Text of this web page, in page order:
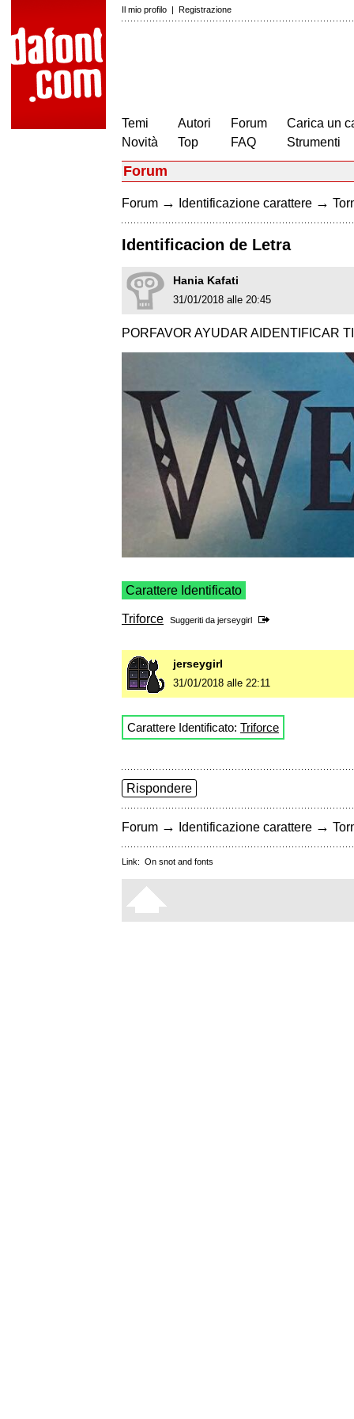
Il mio profilo | Registrazione
Temi
Novità
Autori
Top
Forum
FAQ
Carica un
Strumenti
Forum
Forum → Identificazione carattere →
Identificacion de Letra
Hania Kafati
31/01/2018 alle 20:45
PORFAVOR AYUDAR AIDENTIFICAR
Carattere Identificato
Triforce Suggeriti da jerseygirl
jerseygirl
31/01/2018 alle 22:11
Carattere Identificato: Triforce
Rispondere
Forum → Identificazione carattere →
Link: On snot and fonts